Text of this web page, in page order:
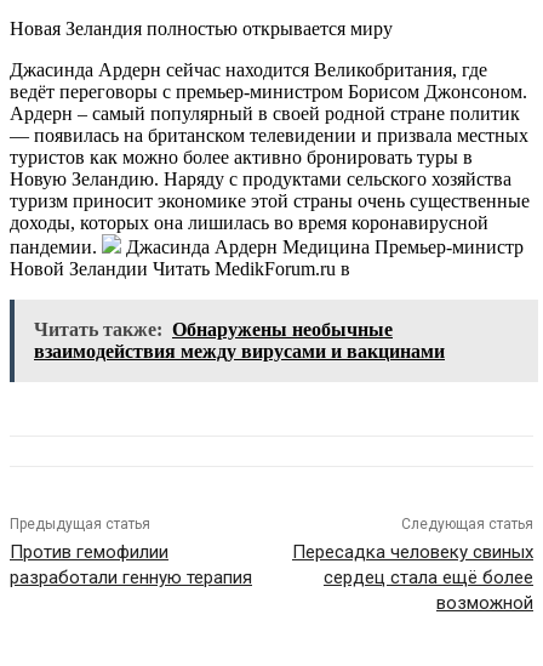
Новая Зеландия полностью открывается миру
Джасинда Ардерн сейчас находится Великобритания, где
ведёт переговоры с премьер-министром Борисом Джонсоном.
Ардерн – самый популярный в своей родной стране политик
— появилась на британском телевидении и призвала местных
туристов как можно более активно бронировать туры в
Новую Зеландию. Наряду с продуктами сельского хозяйства
туризм приносит экономике этой страны очень существенные
доходы, которых она лишилась во время коронавирусной
пандемии.
Джасинда Ардерн Медицина Премьер-министр
Новой Зеландии Читать MedikForum.ru в
Читать также: Обнаружены необычные
взаимодействия между вирусами и вакцинами
Предыдущая статья
Против гемофилии
разработали генную терапия
Следующая статья
Пересадка человеку свиных
сердец стала ещё более
возможной